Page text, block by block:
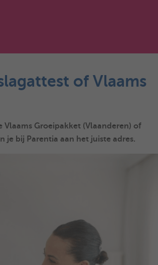
of Vlaams
Groeipakket (Vlaanderen) of
je bij Parentia aan het juiste adres.